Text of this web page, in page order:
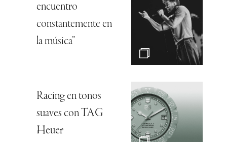
encuentro
constantemente en
la música”
Racing en tonos
suaves con TAG
Heuer